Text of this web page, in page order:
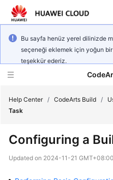
Bu sayfa henüz yerel dilinizde
seçeneği eklemek için yoğun
teşekkür ederiz.
New
Overview
Help Center / CodeArts Build /
Task
Configuring a
Updated on 2024-11-21 GMT+08:00